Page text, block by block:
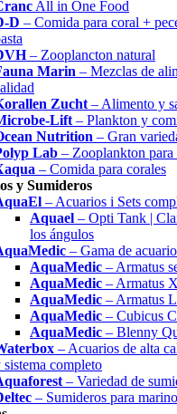
All in One Food
D – Comida para coral +
– Zooplancton natural
Marin – Mezclas de
Zucht – Alimento y
Lift – Plankton y
Nutrition – Gran
Lab – Zooplankton para
– Comida para corales
y Sumideros
– Acuarios i Sets
Aquael – Opti Tank |
los ángulos
– Gama de
AquaMedic – Armatus
AquaMedic – Armatus
AquaMedic – Armatus
AquaMedic – Cubicus
AquaMedic – Blenny
– Acuarios de alta
sistema completo
– Variedad de
– Sumideros para marino